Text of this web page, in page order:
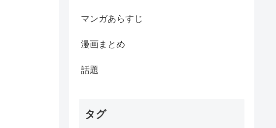
マンガあらすじ
漫画まとめ
話題
タグ